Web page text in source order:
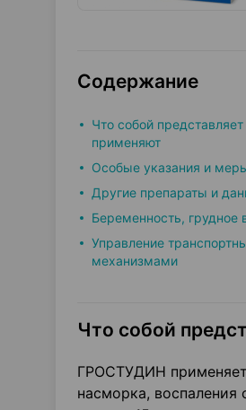
Содержание
Что собой
применяют
Особые указания и
Другие препараты и
Беременность, грудное
Управление
механизмами
Что собой
ГРОСТУДИН
насморка, воспаления